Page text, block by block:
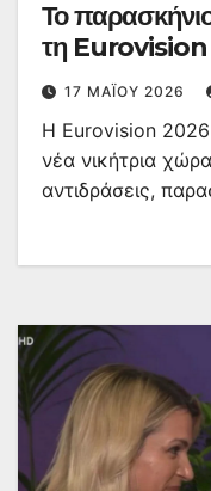
Το παρασκήνιο
τη
17 ΜΑΪ́ΟΥ 2026
Η Eurovision
νέα νικήτρια
αντιδράσεις,